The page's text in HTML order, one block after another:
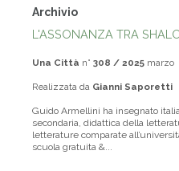
L'ASSONANZA TRA
Guido Armellini ha insegnato
secondaria, didattica della
letterature comparate